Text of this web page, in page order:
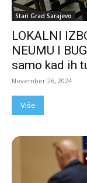
Stari Grad Sarajevo
LOKALNI
NEUMU I
samo kad ih
November 26, 2024
Više